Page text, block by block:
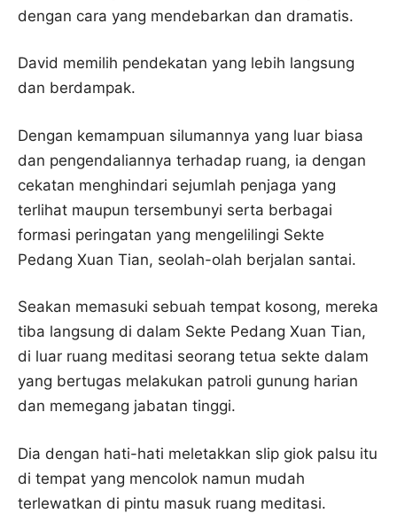
dengan cara yang mendebarkan dan dramatis.
David memilih pendekatan yang lebih langsung
dan berdampak.
Dengan kemampuan silumannya yang luar biasa
dan pengendaliannya terhadap ruang, ia dengan
cekatan menghindari sejumlah penjaga yang
terlihat maupun tersembunyi serta berbagai
formasi peringatan yang mengelilingi Sekte
Pedang Xuan Tian, ​​seolah-olah berjalan santai.
Seakan memasuki sebuah tempat kosong, mereka
tiba langsung di dalam Sekte Pedang Xuan Tian, ​​
di luar ruang meditasi seorang tetua sekte dalam
yang bertugas melakukan patroli gunung harian
dan memegang jabatan tinggi.
Dia dengan hati-hati meletakkan slip giok palsu itu
di tempat yang mencolok namun mudah
terlewatkan di pintu masuk ruang meditasi.